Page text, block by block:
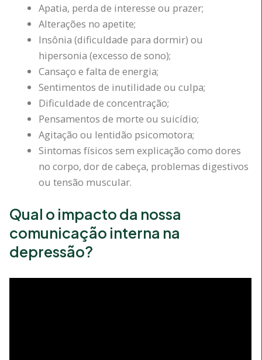
Apatia, perda de interesse ou prazer;
Alterações no apetite;
Insônia (dificuldade para dormir) ou
hipersonia (excesso de sono);
Cansaço e falta de energia;
Sentimentos de inutilidade ou culpa;
Dificuldade de concentração;
Pensamentos de morte ou suicídio;
Agitação ou lentidão psicomotora;
Sintomas físicos sem explicação como dores
no corpo, dor de cabeça, problemas digestivos
ou tensão muscular.
Qual o impacto da nossa
comunicação interna na
depressão?